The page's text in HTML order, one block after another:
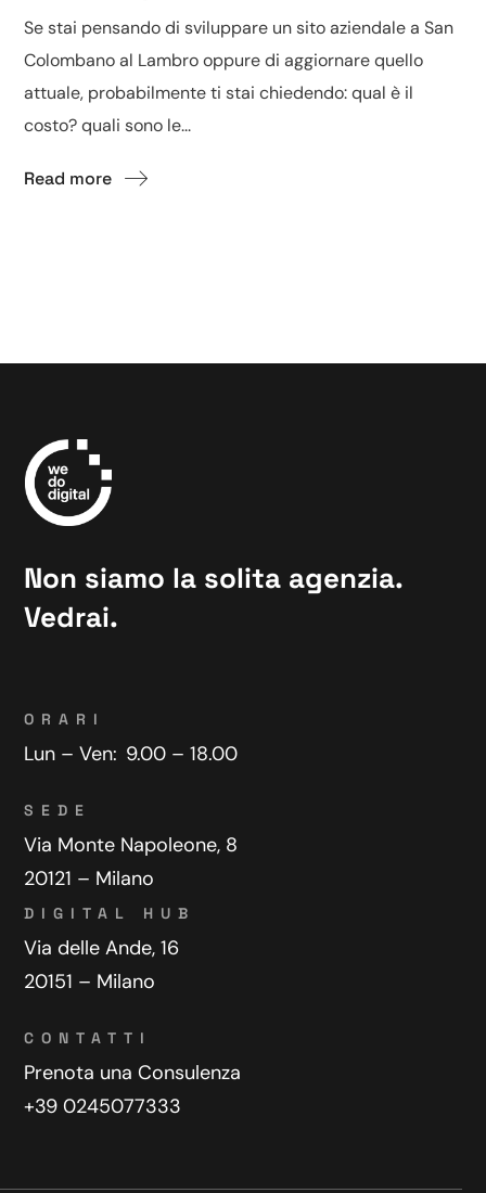
Se stai pensando di sviluppare un sito aziendale a San
Colombano al Lambro oppure di aggiornare quello
attuale, probabilmente ti stai chiedendo: qual è il
costo? quali sono le...
Read more
Non siamo la solita agenzia.
Vedrai.
ORARI
Lun – Ven: 9.00 – 18.00
SEDE
Via Monte Napoleone, 8
20121 – Milano
DIGITAL HUB
Via delle Ande, 16
20151 – Milano
CONTATTI
Prenota una Consulenza
+39 0245077333